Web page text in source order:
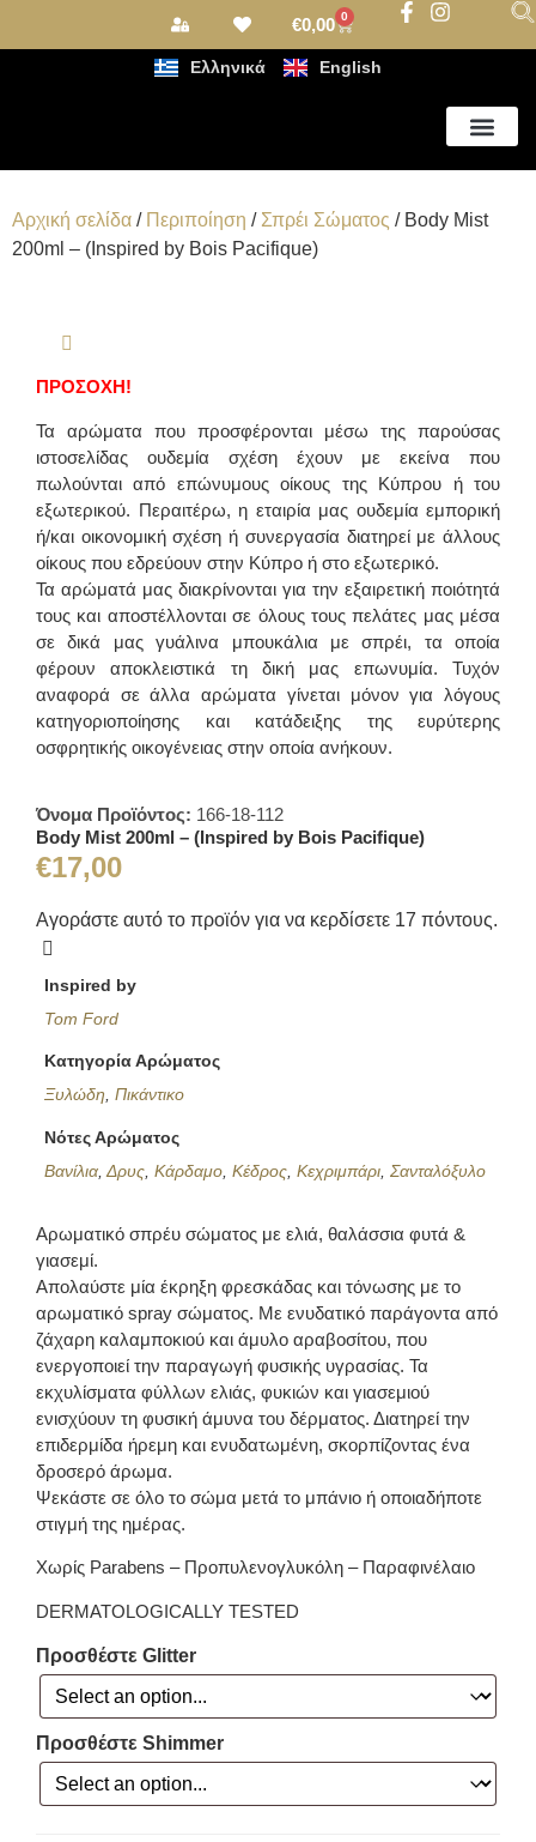
€0,00 0
Ελληνικά English
Αρχική σελίδα / Περιποίηση / Σπρέι Σώματος / Body Mist
200ml – (Inspired by Bois Pacifique)
ΠΡΟΣΟΧΗ!
Τα αρώματα που προσφέρονται μέσω της παρούσας
ιστοσελίδας ουδεμία σχέση έχουν με εκείνα που
πωλούνται από επώνυμους οίκους της Κύπρου ή του
εξωτερικού. Περαιτέρω, η εταιρία μας ουδεμία εμπορική
ή/και οικονομική σχέση ή συνεργασία διατηρεί με άλλους
οίκους που εδρεύουν στην Κύπρο ή στο εξωτερικό.
Τα αρώματά μας διακρίνονται για την εξαιρετική ποιότητά
τους και αποστέλλονται σε όλους τους πελάτες μας μέσα
σε δικά μας γυάλινα μπουκάλια με σπρέι, τα οποία
φέρουν αποκλειστικά τη δική μας επωνυμία. Τυχόν
αναφορά σε άλλα αρώματα γίνεται μόνον για λόγους
κατηγοριοποίησης και κατάδειξης της ευρύτερης
οσφρητικής οικογένειας στην οποία ανήκουν.
Όνομα Προϊόντος: 166-18-112
Body Mist 200ml – (Inspired by Bois Pacifique)
€17,00
Αγοράστε αυτό το προϊόν για να κερδίσετε 17 πόντους.
Inspired by
Tom Ford
Κατηγορία Αρώματος
Ξυλώδη,Πικάντικο
Νότες Αρώματος
Βανίλια ,Δρυς ,Κάρδαμο ,Κέδρος ,Κεχριμπάρι ,Σανταλόξυλο
Αρωματικό σπρέυ σώματος με ελιά, θαλάσσια φυτά &
γιασεμί.
Απολαύστε μία έκρηξη φρεσκάδας και τόνωσης με το
αρωματικό spray σώματος. Με ενυδατικό παράγοντα από
ζάχαρη καλαμποκιού και άμυλο αραβοσίτου, που
ενεργοποιεί την παραγωγή φυσικής υγρασίας. Τα
εκχυλίσματα φύλλων ελιάς, φυκιών και γιασεμιού
ενισχύουν τη φυσική άμυνα του δέρματος. Διατηρεί την
επιδερμίδα ήρεμη και ενυδατωμένη, σκορπίζοντας ένα
δροσερό άρωμα.
Ψεκάστε σε όλο το σώμα μετά το μπάνιο ή οποιαδήποτε
στιγμή της ημέρας.
Χωρίς Parabens – Προπυλενογλυκόλη – Παραφινέλαιο
DERMATOLOGICALLY TESTED
Προσθέστε Glitter
Προσθέστε Shimmer